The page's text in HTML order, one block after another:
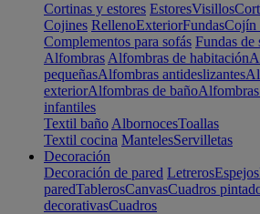
Cortinas y estores EstoresVisillos
Cojines RellenoExteriorFundasCojín
Complementos para sofás Fundas de
Alfombras Alfombras de habitación
pequeñasAlfombras antideslizantes
exteriorAlfombras de baño
infantiles
Textil baño AlbornocesToallas
Textil cocina MantelesServilletas
Decoración
Decoración de pared LetrerosEspejos
paredTablerosCanvasCuadros
decorativasCuadros